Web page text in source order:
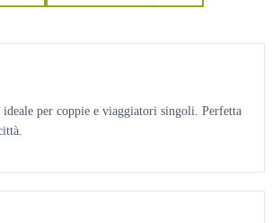
per coppie e viaggiatori singoli. Perfetta